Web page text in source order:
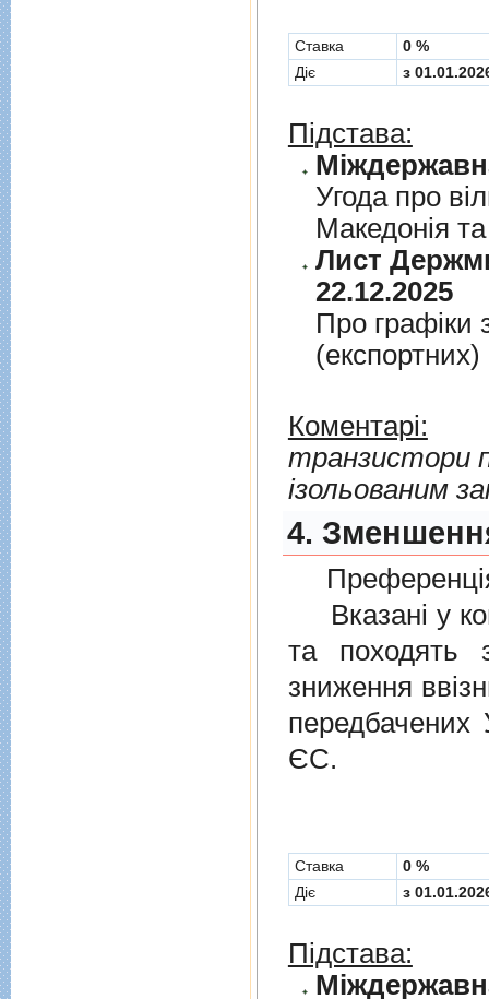
Cтавка
0 %
Діє
з
Підстава:
Угода про
Македонiя
Лист
22.12.2025
Про графiки
Коментарі:
транзистори
ізольованим
4.
Вказані у
та походять
зниження
передбачених
ЄС.
Cтавка
0 %
Діє
з
Підстава: